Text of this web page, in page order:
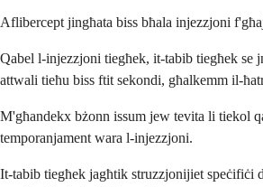
Aflibercept jingħata biss bħala injezzjoni
Qabel l-injezzjoni tiegħek, it-tabib tiegħek
attwali tieħu biss ftit sekondi, għalkemm il-
M'għandekx bżonn issum jew tevita li tiekol
temporanjament wara l-injezzjoni.
It-tabib tiegħek jagħtik struzzjonijiet speċifiċi